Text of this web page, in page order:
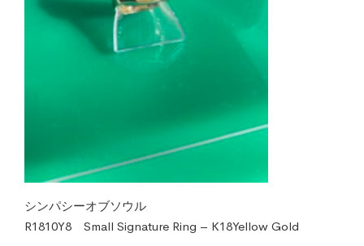
シンパシーオブソウル
R1810Y8 Small Signature Ring – K18Yellow Gold